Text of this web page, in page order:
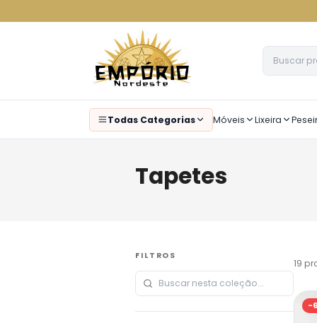
Todas Categorias Móveis Lixeira
Tapetes
FILTROS
19
-